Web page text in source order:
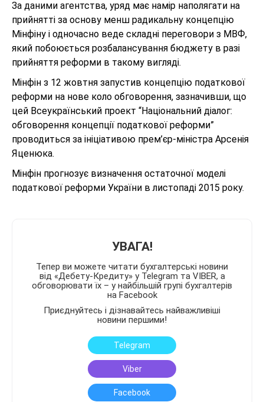
За даними агентства, уряд має намір наполягати на
прийнятті за основу менш радикальну концепцію
Мінфіну і одночасно веде складні переговори з МВФ,
який побоюється розбалансування бюджету в разі
прийняття реформи в такому вигляді.
Мінфін з 12 жовтня запустив концепцію податкової
реформи на нове коло обговорення, зазначивши, що
цей Всеукраїнський проект “Національний діалог:
обговорення концепції податкової реформи”
проводиться за ініціативою прем’єр-міністра Арсенія
Яценюка.
Мінфін прогнозує визначення остаточної моделі
податкової реформи України в листопаді 2015 року.
УВАГА!
Тепер ви можете читати бухгалтерські новини
від «Дебету-Кредиту» у Telegram та VIBER, а
обговорювати їх – у найбільшій групі бухгалтерів
на Facebook
Приєднуйтесь і дізнавайтесь найважливіші
новини першими!
Telegram
Viber
Facebook